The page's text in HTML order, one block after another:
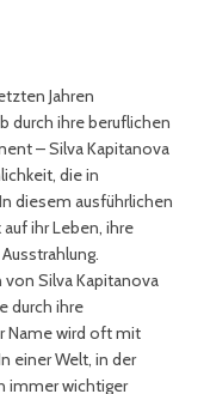
Jahren
durch ihre beruflichen
– Silva Kapitanova
die in
diesem ausführlichen
ihr Leben, ihre
von Silva Kapitanova
durch ihre
Name wird oft mit
einer Welt, in der
immer wichtiger